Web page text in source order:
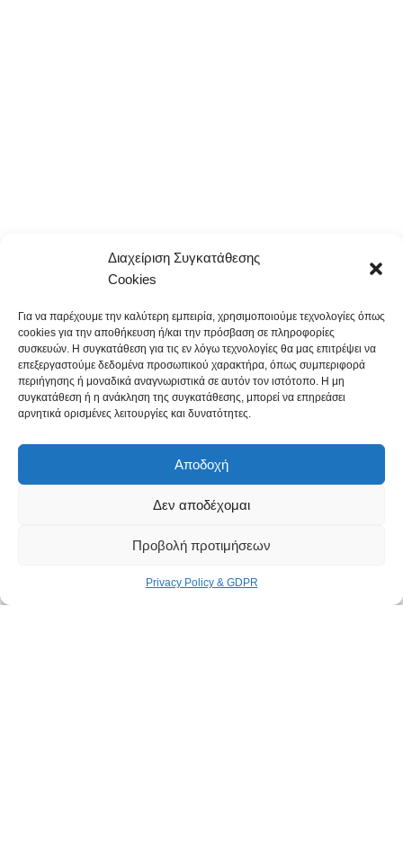
Διαχείριση Συγκατάθεσης
Cookies
Για να παρέχουμε την καλύτερη εμπειρία, χρησιμοποιούμε τεχνολογίες όπως
cookies για την αποθήκευση ή/και την πρόσβαση σε πληροφορίες
συσκευών. Η συγκατάθεση για τις εν λόγω τεχνολογίες θα μας επιτρέψει να
επεξεργαστούμε δεδομένα προσωπικού χαρακτήρα, όπως συμπεριφορά
περιήγησης ή μοναδικά αναγνωριστικά σε αυτόν τον ιστότοπο. Η μη
συγκατάθεση ή η ανάκληση της συγκατάθεσης, μπορεί να επηρεάσει
αρνητικά ορισμένες λειτουργίες και δυνατότητες.
Αποδοχή
Δεν αποδέχομαι
Προβολή προτιμήσεων
Privacy Policy & GDPR